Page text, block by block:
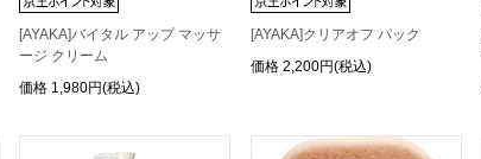
[AYAKA]バイタル アップ マッサ
ージ クリーム
価格 1,980円(税込)
[AYAKA]クリアオフ パック
価格 2,200円(税込)